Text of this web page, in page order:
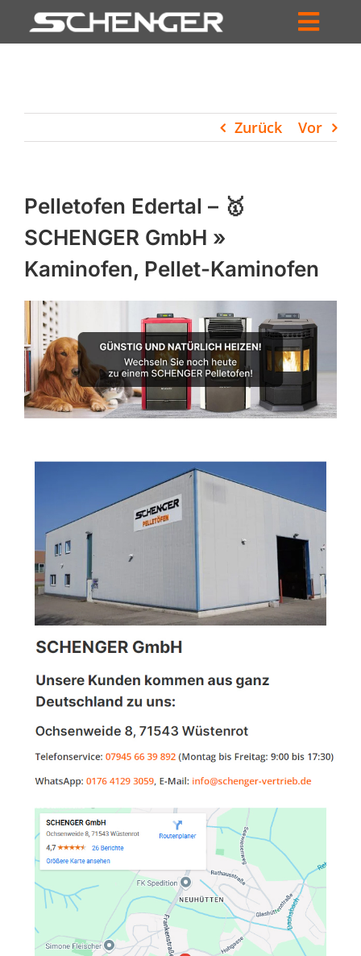
Inhalt
HÄNDLERSUCHE
UNTERNEHMEN
PROFIL
WARENKORB
PRODUCTS
SEARCH
Zurück Vor
Pelletofen Edertal – 🥇
SCHENGER GmbH »
Kaminofen, Pellet-Kaminofen